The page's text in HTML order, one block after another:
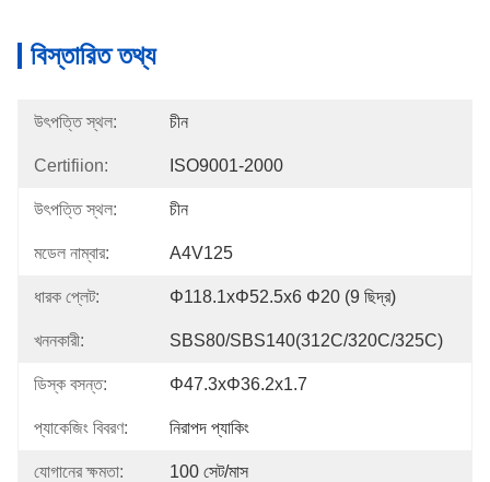
বিস্তারিত তথ্য
উৎপত্তি স্থল: চীন
Certifiion: ISO9001-2000
উৎপত্তি স্থল: চীন
মডেল নাম্বার: A4V125
ধারক প্লেট: Φ118.1xΦ52.5x6 Φ20 (9 ছিদ্র)
খননকারী: SBS80/SBS140(312C/320C/325C)
ডিস্ক বসন্ত: Φ47.3xΦ36.2x1.7
প্যাকেজিং বিবরণ: নিরাপদ প্যাকিং
যোগানের ক্ষমতা: 100 সেট/মাস